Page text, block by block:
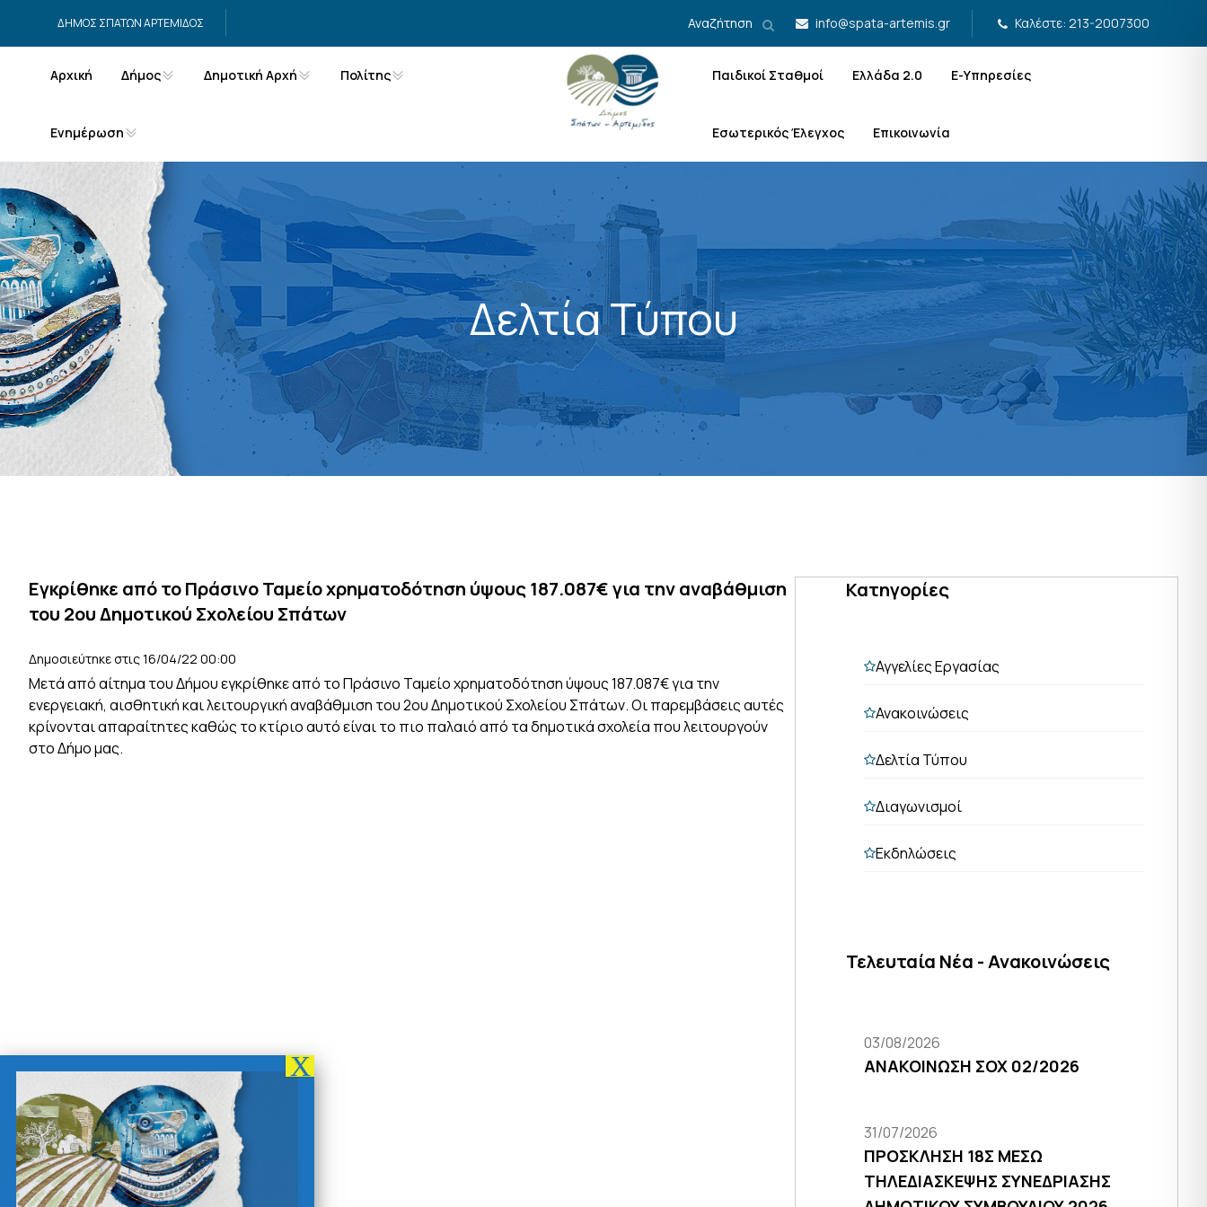
ΔΗΜΟΣ ΣΠΑΤΩΝ ΑΡΤΕΜΙΔΟΣ Αναζήτηση info@spata-artemis.gr Καλέστε: 213-2007300
Αρχική Δήμος Δημοτική Αρχή Πολίτης
Ενημέρωση
Παιδικοί Σταθμοί Ελλάδα 2.0 Ε-Υπηρεσίες
Εσωτερικός Έλεγχος Επικοινωνία
Δελτία Τύπου
Εγκρίθηκε από το Πράσινο Ταμείο χρηματοδότηση ύψους 187.087€ για την αναβάθμιση
του 2ου Δημοτικού Σχολείου Σπάτων
Δημοσιεύτηκε στις 16/04/22 00:00
Μετά από αίτημα του Δήμου εγκρίθηκε από το Πράσινο Ταμείο χρηματοδότηση ύψους 187.087€ για την
ενεργειακή, αισθητική και λειτουργική αναβάθμιση του 2ου Δημοτικού Σχολείου Σπάτων. Οι παρεμβάσεις αυτές
κρίνονται απαραίτητες καθώς το κτίριο αυτό είναι το πιο παλαιό από τα δημοτικά σχολεία που λειτουργούν
στο Δήμο μας.
Κατηγορίες
Αγγελίες Εργασίας
Ανακοινώσεις
Δελτία Τύπου
Διαγωνισμοί
Εκδηλώσεις
Τελευταία Νέα - Ανακοινώσεις
03/08/2026
ΑΝΑΚΟΙΝΩΣΗ ΣΟΧ 02/2026
31/07/2026
ΠΡΟΣΚΛΗΣΗ 18Σ ΜΕΣΩ
ΤΗΛΕΔΙΑΣΚΕΨΗΣ ΣΥΝΕΔΡΙΑΣΗΣ